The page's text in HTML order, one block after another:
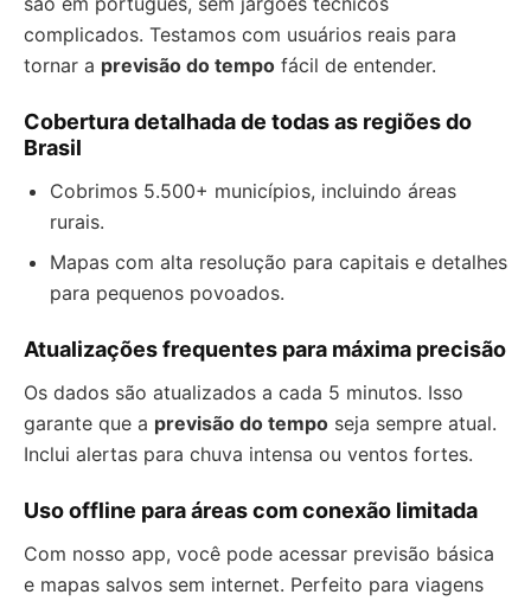
complicados. Testamos com usuários reais para
tornar a previsão do tempo fácil de entender.
Cobertura detalhada de todas as regiões do
Brasil
Cobrimos 5.500+ municípios, incluindo áreas
rurais.
Mapas com alta resolução para capitais e detalhes
para pequenos povoados.
Atualizações frequentes para máxima precisão
Os dados são atualizados a cada 5 minutos. Isso
garante que a previsão do tempo seja sempre atual.
Inclui alertas para chuva intensa ou ventos fortes.
Uso offline para áreas com conexão limitada
Com nosso app, você pode acessar previsão básica
e mapas salvos sem internet. Perfeito para viagens